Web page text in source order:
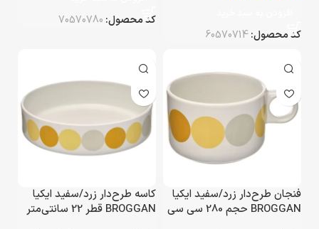
کد محصول:60570714
کد محصول: 70570780
فنجان طرح‌دار زرد/سفید ایکیا
BROGGAN حجم 280 سی سی
کاسه طرح‌دار زرد/سفید ایکیا
BROGGAN قطر 22 سانتی‌متر